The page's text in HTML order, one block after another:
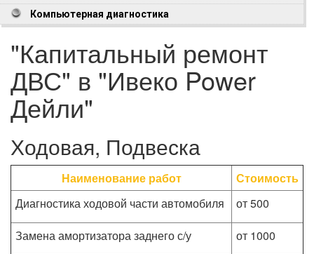
Компьютерная диагностика
"Капитальный ремонт
ДВС" в "Ивеко Power
Дейли"
Ходовая, Подвеска
Наименование работ
Стоимость
Диагностика ходовой части автомобиля
от 500
Замена амортизатора заднего с/у
от 1000